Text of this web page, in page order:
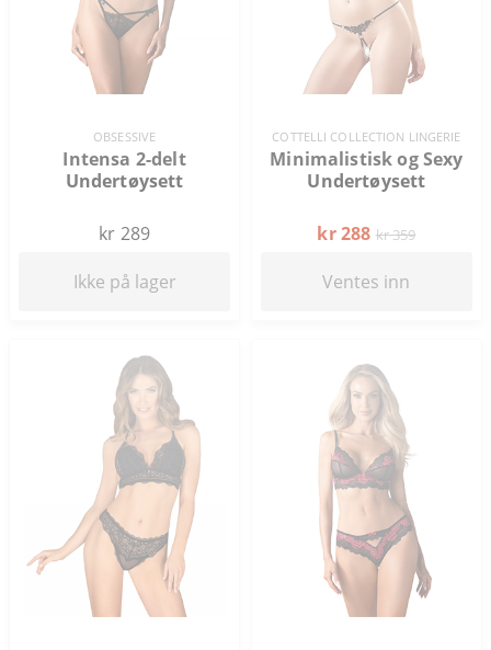
OBSESSIVE
Intensa 2-delt
Undertøysett
kr 289
Ikke på lager
COTTELLI COLLECTION LINGERIE
Minimalistisk og Sexy
Undertøysett
kr 288 kr 359
Ventes inn